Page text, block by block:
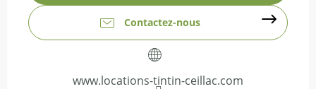
Contactez-nous
www.locations-tintin-ceillac.com